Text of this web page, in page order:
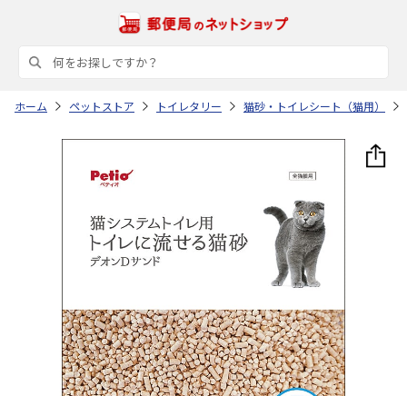
ホーム ペットストア トイレタリー 猫砂・トイレシート（猫用）